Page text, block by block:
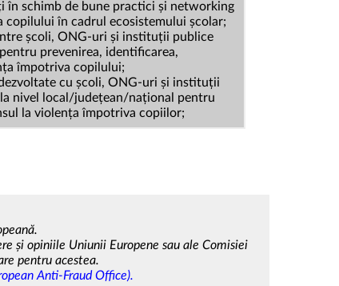
schimb de bune practici și networking
în cadrul ecosistemului școlar;
școli, ONG-uri și instituții publice
prevenirea, identificarea,
împotriva copilului;
cu școli, ONG-uri și instituții
nivel local/județean/național pentru
la violența împotriva copiilor;
și opiniile Uniunii Europene sau ale Comisiei
pentru acestea.
Anti-Fraud Office).